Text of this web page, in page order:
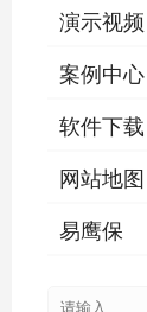
演示视频
案例中心
软件下载
网站地图
易鹰保